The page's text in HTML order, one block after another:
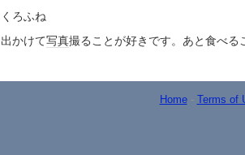
くろふね
出かけて写真撮ることが好きです。あと食べる
Home- Terms of